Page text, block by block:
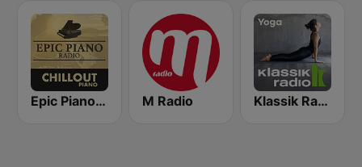
Epic Piano - CHILLOUT PIANO M Radio Klassik Radio Yoga